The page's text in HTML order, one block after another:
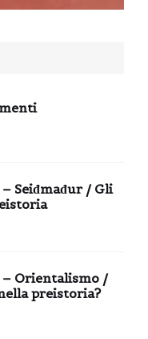
Seiđmađur / Gli
Orientalismo /
preistoria?